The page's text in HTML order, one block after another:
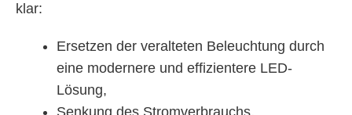
klar:
Ersetzen der veralteten Beleuchtung durch
eine modernere und effizientere LED-
Lösung,
Senkung des Stromverbrauchs,